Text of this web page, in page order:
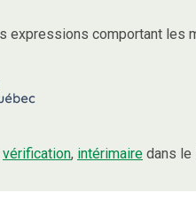
expressions comportant les
vérification, intérimaire dans le